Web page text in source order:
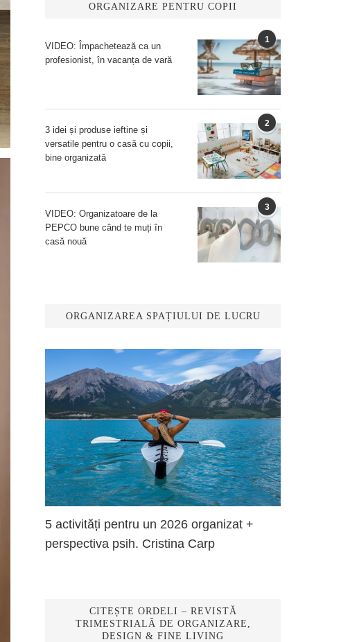
ORGANIZARE PENTRU COPII
1
VIDEO: Împachetează ca un
profesionist, în vacanța de vară
2
3 idei și produse ieftine și
versatile pentru o casă cu copii,
bine organizată
3
VIDEO: Organizatoare de la
PEPCO bune când te muți în
casă nouă
ORGANIZAREA SPAȚIULUI DE LUCRU
5 activități pentru un 2026 organizat +
perspectiva psih. Cristina Carp
CITEȘTE ORDELI – REVISTĂ
TRIMESTRIALĂ DE ORGANIZARE,
DESIGN & FINE LIVING